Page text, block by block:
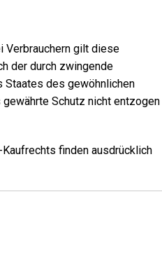
Verbrauchern gilt diese
der durch zwingende
Staates des gewöhnlichen
Schutz nicht entzogen
finden ausdrücklich